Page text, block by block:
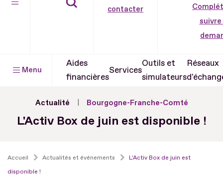
contacter
suivre
Menu
Aides
financières
Services
Outils et
simulateurs
Réseaux
Actualité Bourgogne-Franche-Comté
L'Activ Box de juin est disponible !
Accueil Actualités et événements
L'Activ Box de juin est
disponible !